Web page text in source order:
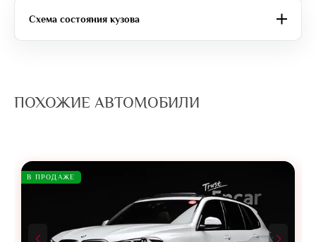
Схема состояния кузова
ПОХОЖИЕ АВТОМОБИЛИ
В ПРОДАЖЕ